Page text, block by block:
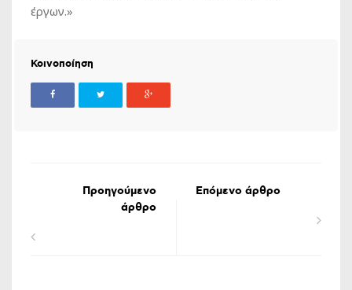
έργων.»
Κοινοποίηση
Προηγούμενο
άρθρο
Επόμενο άρθρο